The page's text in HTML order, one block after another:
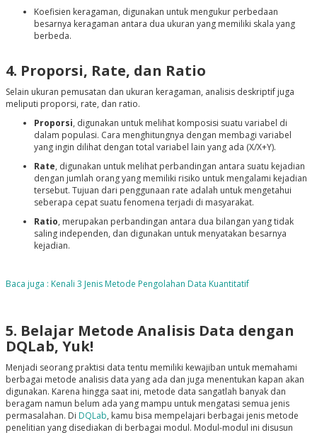
Koefisien keragaman, digunakan untuk mengukur perbedaan
besarnya keragaman antara dua ukuran yang memiliki skala yang
berbeda.
4. Proporsi, Rate, dan Ratio
Selain ukuran pemusatan dan ukuran keragaman, analisis deskriptif juga
meliputi proporsi, rate, dan ratio.
Proporsi, digunakan untuk melihat komposisi suatu variabel di
dalam populasi. Cara menghitungnya dengan membagi variabel
yang ingin dilihat dengan total variabel lain yang ada (X/X+Y).
Rate, digunakan untuk melihat perbandingan antara suatu kejadian
dengan jumlah orang yang memiliki risiko untuk mengalami kejadian
tersebut. Tujuan dari penggunaan rate adalah untuk mengetahui
seberapa cepat suatu fenomena terjadi di masyarakat.
Ratio, merupakan perbandingan antara dua bilangan yang tidak
saling independen, dan digunakan untuk menyatakan besarnya
kejadian.
Baca juga : Kenali 3 Jenis Metode Pengolahan Data Kuantitatif
5. Belajar Metode Analisis Data dengan
DQLab, Yuk!
Menjadi seorang praktisi data tentu memiliki kewajiban untuk memahami
berbagai metode analisis data yang ada dan juga menentukan kapan akan
digunakan. Karena hingga saat ini, metode data sangatlah banyak dan
beragam namun belum ada yang mampu untuk mengatasi semua jenis
permasalahan. Di DQLab, kamu bisa mempelajari berbagai jenis metode
penelitian yang disediakan di berbagai modul. Modul-modul ini disusun